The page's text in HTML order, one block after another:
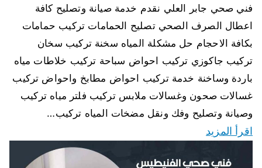
فني صحي جابر العلي نقدم خدمة صيانة وتصليح كافة
اعطال الصرف الصحي تصليح الحمامات تركيب حمامات
بكافة الاحجام حل مشكلة المياه سخنة تركيب سخان
تركيب جاكوزي تركيب احواض سباحة تركيب خلاطات مياه
باردة وساخنة خدمة تركيب احواض مطابخ واحواض تركيب
غسالات صحون وغسالات ملابس تركيب فلتر مياه تركيب
وصيانة وتصليح وفك ونقل مضخات المياه تركيب…
اقرأ المزيد